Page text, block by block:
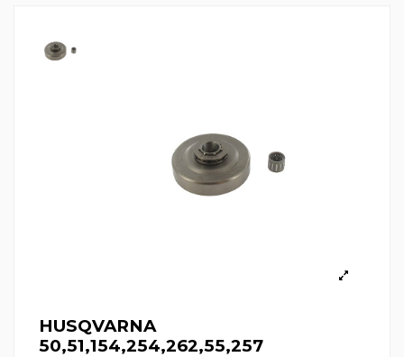
HUSQVARNA
50,51,154,254,262,55,257